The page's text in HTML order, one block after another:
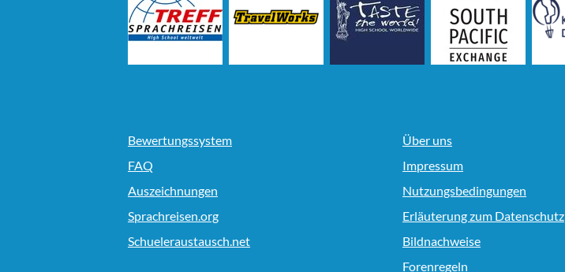
Bewertungssystem
FAQ
Auszeichnungen
Sprachreisen.org
Schueleraustausch.net
Über uns
Impressum
Nutzungsbedingungen
Erläuterung zum Datenschutz
Bildnachweise
Forenregeln